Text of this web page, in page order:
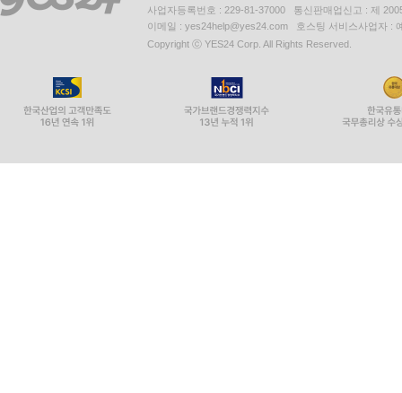
움베르토 에코 마니아 컬렉션은 계속 업데이트된다
libri를 이탈리아에서 출간했다. 『책을 버려?
계획이다. 프랑스 루브르 박물관과 에코가 기획
열린책들은 현재 이탈리아 봄피아니 출판사와 협
사업자등록번호 : 229-81-37000 통신판매업신고 : 제
이메일 : yes24help@yes24.com 호스팅 서비스사업자 :
Copyright ⓒ YES24 Corp. All Rights Reserved.